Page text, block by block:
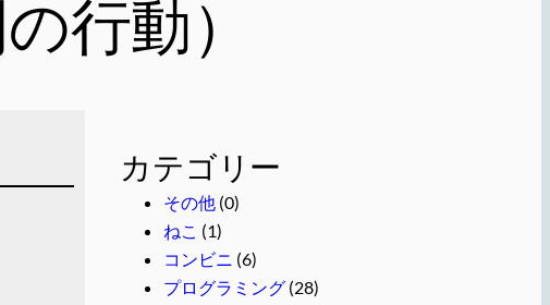
行動）
カテゴリー
その他 (0)
ねこ (1)
コンビニ (6)
プログラミング (28)